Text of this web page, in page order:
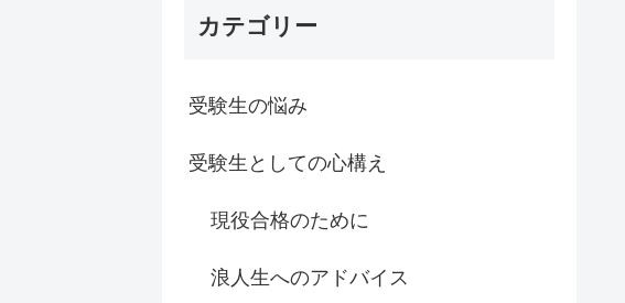
カテゴリー
受験生の悩み
受験生としての心構え
現役合格のために
浪人生へのアドバイス